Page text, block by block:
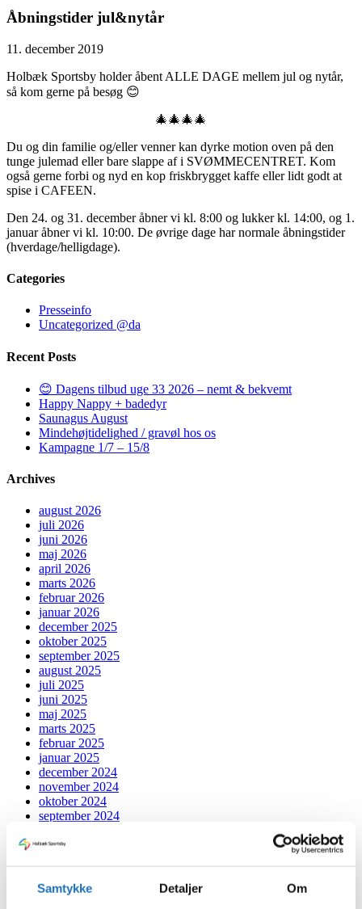
Samtykke Detaljer Om
Åbningstider jul&nytår
11. december 2019
Holbæk Sportsby holder åbent ALLE DAGE mellem jul og nytår,
så kom gerne på besøg 😊
🎄🎄🎄🎄
Du og din familie og/eller venner kan dyrke motion oven på den
tunge julemad eller bare slappe af i SVØMMECENTRET. Kom
også gerne forbi og nyd en kop friskbrygget kaffe eller lidt godt at
spise i CAFEEN.
Den 24. og 31. december åbner vi kl. 8:00 og lukker kl. 14:00, og 1.
januar åbner vi kl. 10:00. De øvrige dage har normale åbningstider
(hverdage/helligdage).
Categories
Presseinfo
Uncategorized @da
Recent Posts
😊 Dagens tilbud uge 33 2026 – nemt & bekvemt
Happy Nappy + badedyr
Saunagus August
Mindehøjtidelighed / gravøl hos os
Kampagne 1/7 – 15/8
Archives
august 2026
juli 2026
juni 2026
maj 2026
april 2026
marts 2026
februar 2026
januar 2026
december 2025
oktober 2025
september 2025
august 2025
juli 2025
juni 2025
maj 2025
marts 2025
februar 2025
januar 2025
december 2024
november 2024
oktober 2024
september 2024
juni 2024
marts 2024